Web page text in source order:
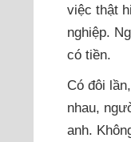
việc thật
nghiệp.
có tiền.
Có đôi
nhau,
anh.